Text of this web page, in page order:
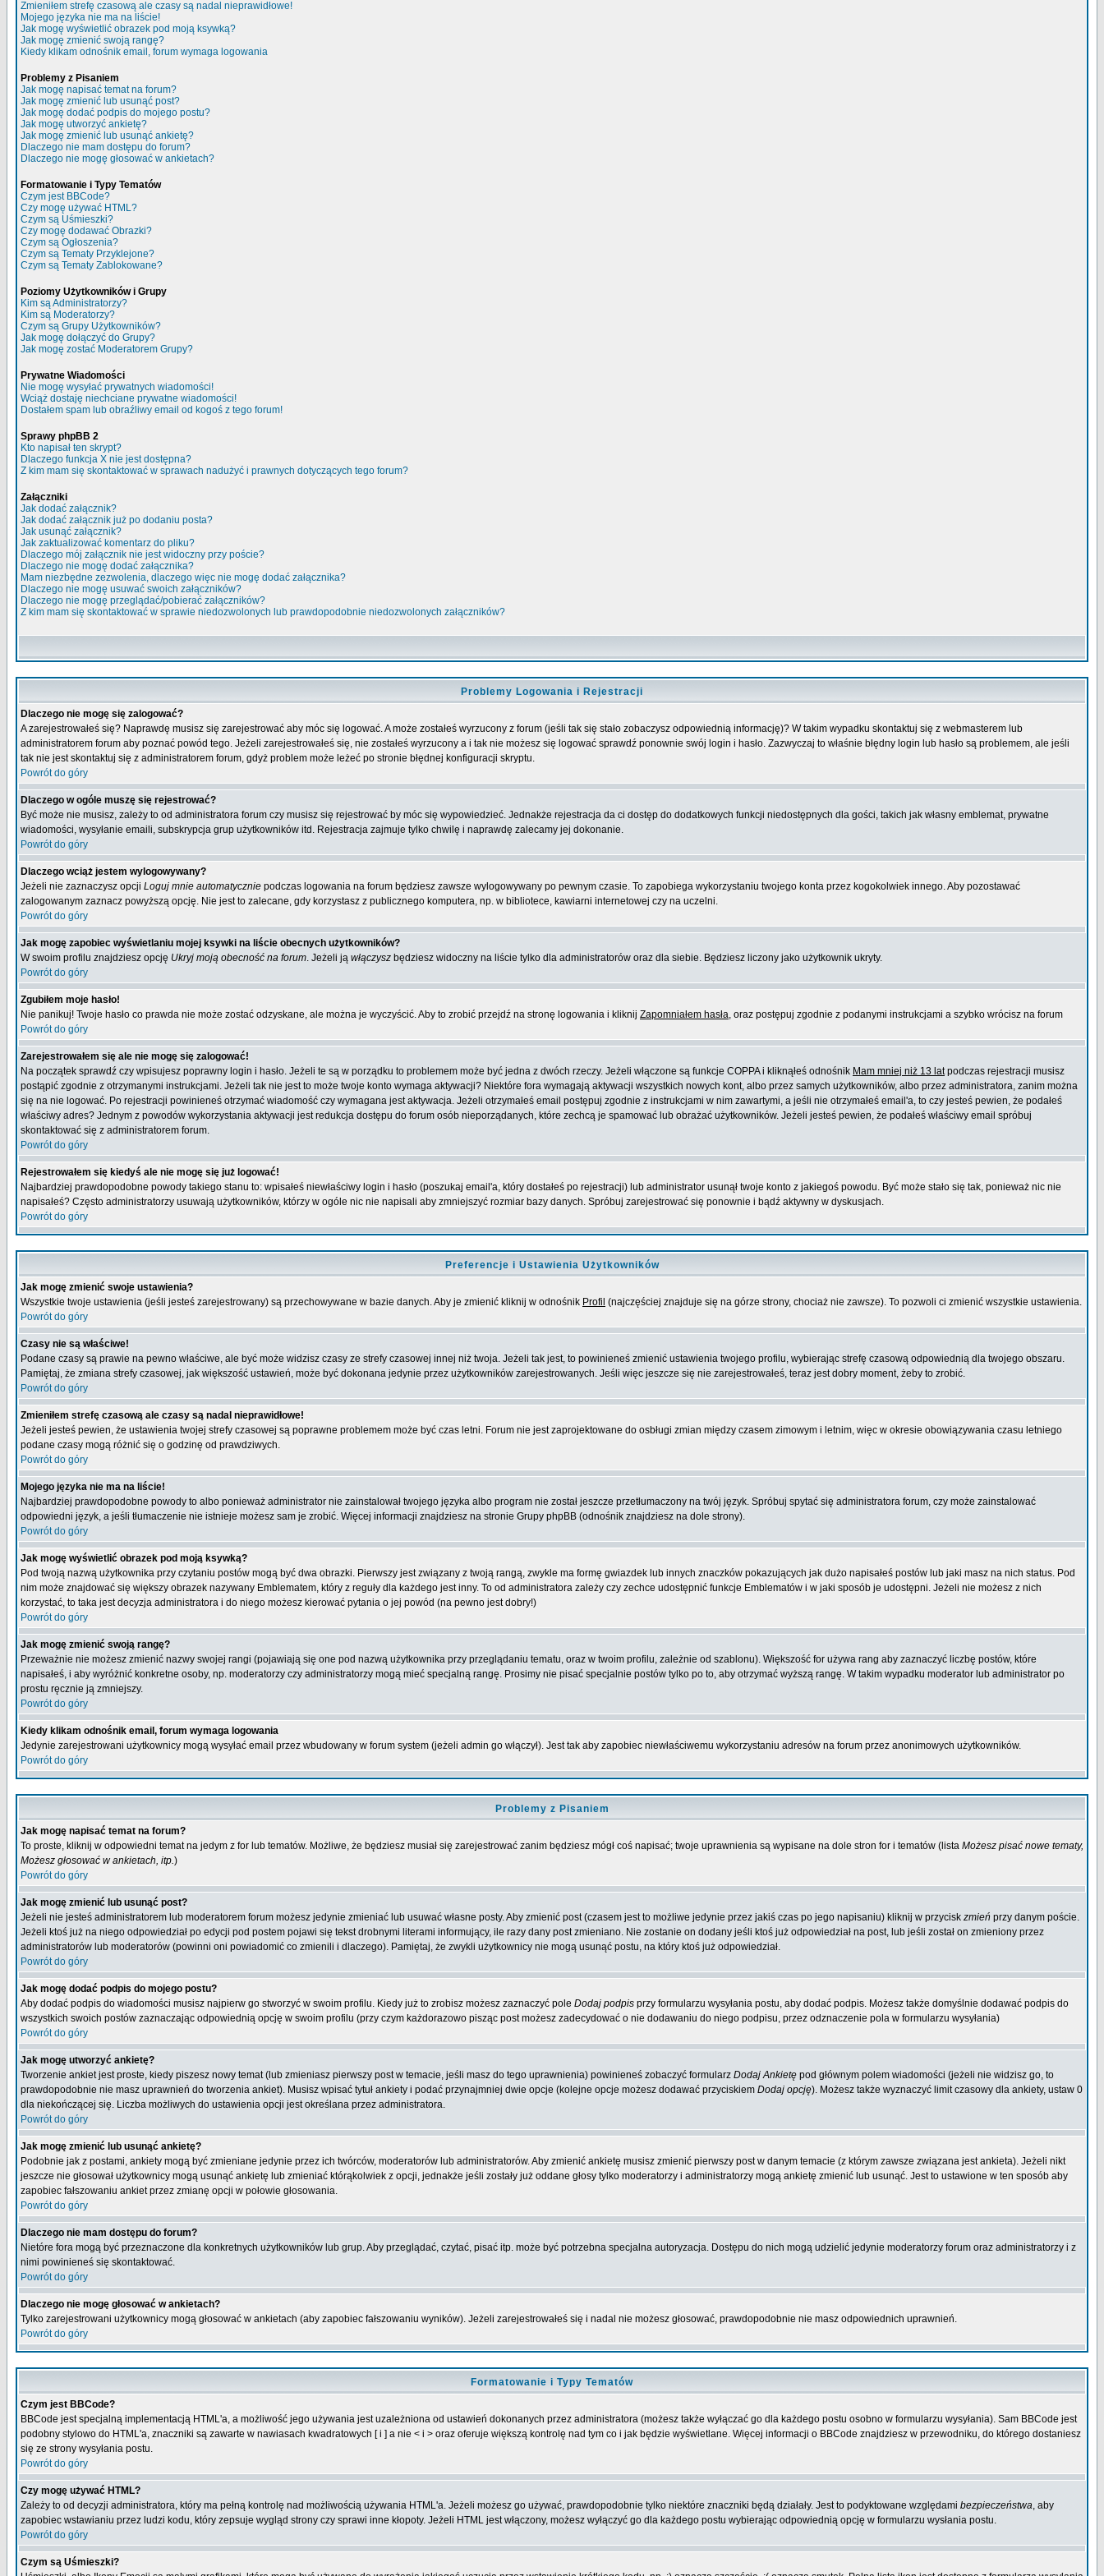
Zmieniłem strefę czasową ale czasy są nadal nieprawidłowe!
Mojego języka nie ma na liście!
Jak mogę wyświetlić obrazek pod moją ksywką?
Jak mogę zmienić swoją rangę?
Kiedy klikam odnośnik email, forum wymaga logowania
Problemy z Pisaniem
Jak mogę napisać temat na forum?
Jak mogę zmienić lub usunąć post?
Jak mogę dodać podpis do mojego postu?
Jak mogę utworzyć ankietę?
Jak mogę zmienić lub usunąć ankietę?
Dlaczego nie mam dostępu do forum?
Dlaczego nie mogę głosować w ankietach?
Formatowanie i Typy Tematów
Czym jest BBCode?
Czy mogę używać HTML?
Czym są Uśmieszki?
Czy mogę dodawać Obrazki?
Czym są Ogłoszenia?
Czym są Tematy Przyklejone?
Czym są Tematy Zablokowane?
Poziomy Użytkowników i Grupy
Kim są Administratorzy?
Kim są Moderatorzy?
Czym są Grupy Użytkowników?
Jak mogę dołączyć do Grupy?
Jak mogę zostać Moderatorem Grupy?
Prywatne Wiadomości
Nie mogę wysyłać prywatnych wiadomości!
Wciąż dostaję niechciane prywatne wiadomości!
Dostałem spam lub obraźliwy email od kogoś z tego forum!
Sprawy phpBB 2
Kto napisał ten skrypt?
Dlaczego funkcja X nie jest dostępna?
Z kim mam się skontaktować w sprawach nadużyć i prawnych dotyczących tego forum?
Załączniki
Jak dodać załącznik?
Jak dodać załącznik już po dodaniu posta?
Jak usunąć załącznik?
Jak zaktualizować komentarz do pliku?
Dlaczego mój załącznik nie jest widoczny przy poście?
Dlaczego nie mogę dodać załącznika?
Mam niezbędne zezwolenia, dlaczego więc nie mogę dodać załącznika?
Dlaczego nie mogę usuwać swoich załączników?
Dlaczego nie mogę przeglądać/pobierać załączników?
Z kim mam się skontaktować w sprawie niedozwolonych lub prawdopodobnie niedozwolonych załączników?
Problemy Logowania i Rejestracji
Dlaczego nie mogę się zalogować?
A zarejestrowałeś się? Naprawdę musisz się zarejestrować aby móc się logować. A może zostałeś wyrzucony z forum (jeśli tak się stało zobaczysz odpowiednią informację)? W takim wypadku skontaktuj się z webmasterem lub
administratorem forum aby poznać powód tego. Jeżeli zarejestrowałeś się, nie zostałeś wyrzucony a i tak nie możesz się logować sprawdź ponownie swój login i hasło. Zazwyczaj to właśnie błędny login lub hasło są problemem, ale jeśli
tak nie jest skontaktuj się z administratorem forum, gdyż problem może leżeć po stronie błędnej konfiguracji skryptu.
Powrót do góry
Dlaczego w ogóle muszę się rejestrować?
Być może nie musisz, zależy to od administratora forum czy musisz się rejestrować by móc się wypowiedzieć. Jednakże rejestracja da ci dostęp do dodatkowych funkcji niedostępnych dla gości, takich jak własny emblemat, prywatne
wiadomości, wysyłanie emaili, subskrypcja grup użytkowników itd. Rejestracja zajmuje tylko chwilę i naprawdę zalecamy jej dokonanie.
Powrót do góry
Dlaczego wciąż jestem wylogowywany?
Jeżeli nie zaznaczysz opcji Loguj mnie automatycznie podczas logowania na forum będziesz zawsze wylogowywany po pewnym czasie. To zapobiega wykorzystaniu twojego konta przez kogokolwiek innego. Aby pozostawać
zalogowanym zaznacz powyższą opcję. Nie jest to zalecane, gdy korzystasz z publicznego komputera, np. w bibliotece, kawiarni internetowej czy na uczelni.
Powrót do góry
Jak mogę zapobiec wyświetlaniu mojej ksywki na liście obecnych użytkowników?
W swoim profilu znajdziesz opcję Ukryj moją obecność na forum. Jeżeli ją włączysz będziesz widoczny na liście tylko dla administratorów oraz dla siebie. Będziesz liczony jako użytkownik ukryty.
Powrót do góry
Zgubiłem moje hasło!
Nie panikuj! Twoje hasło co prawda nie może zostać odzyskane, ale można je wyczyścić. Aby to zrobić przejdź na stronę logowania i kliknij Zapomniałem hasła, oraz postępuj zgodnie z podanymi instrukcjami a szybko wrócisz na forum
Powrót do góry
Zarejestrowałem się ale nie mogę się zalogować!
Na początek sprawdź czy wpisujesz poprawny login i hasło. Jeżeli te są w porządku to problemem może być jedna z dwóch rzeczy. Jeżeli włączone są funkcje COPPA i kliknąłeś odnośnik Mam mniej niż 13 latpodczas rejestracji musisz
postąpić zgodnie z otrzymanymi instrukcjami. Jeżeli tak nie jest to może twoje konto wymaga aktywacji? Niektóre fora wymagają aktywacji wszystkich nowych kont, albo przez samych użytkowników, albo przez administratora, zanim można
się na nie logować. Po rejestracji powinieneś otrzymać wiadomość czy wymagana jest aktywacja. Jeżeli otrzymałeś email postępuj zgodnie z instrukcjami w nim zawartymi, a jeśli nie otrzymałeś email'a, to czy jesteś pewien, że podałeś
właściwy adres? Jednym z powodów wykorzystania aktywacji jest redukcja dostępu do forum osób nieporządanych, które zechcą je spamować lub obrażać użytkowników. Jeżeli jesteś pewien, że podałeś właściwy email spróbuj
skontaktować się z administratorem forum.
Powrót do góry
Rejestrowałem się kiedyś ale nie mogę się już logować!
Najbardziej prawdopodobne powody takiego stanu to: wpisałeś niewłaściwy login i hasło (poszukaj email'a, który dostałeś po rejestracji) lub administrator usunął twoje konto z jakiegoś powodu. Być może stało się tak, ponieważ nic nie
napisałeś? Często administratorzy usuwają użytkowników, którzy w ogóle nic nie napisali aby zmniejszyć rozmiar bazy danych. Spróbuj zarejestrować się ponownie i bądź aktywny w dyskusjach.
Powrót do góry
Preferencje i Ustawienia Użytkowników
Jak mogę zmienić swoje ustawienia?
Wszystkie twoje ustawienia (jeśli jesteś zarejestrowany) są przechowywane w bazie danych. Aby je zmienić kliknij w odnośnik Profil (najczęściej znajduje się na górze strony, chociaż nie zawsze). To pozwoli ci zmienić wszystkie ustawienia.
Powrót do góry
Czasy nie są właściwe!
Podane czasy są prawie na pewno właściwe, ale być może widzisz czasy ze strefy czasowej innej niż twoja. Jeżeli tak jest, to powinieneś zmienić ustawienia twojego profilu, wybierając strefę czasową odpowiednią dla twojego obszaru.
Pamiętaj, że zmiana strefy czasowej, jak większość ustawień, może być dokonana jedynie przez użytkowników zarejestrowanych. Jeśli więc jeszcze się nie zarejestrowałeś, teraz jest dobry moment, żeby to zrobić.
Powrót do góry
Zmieniłem strefę czasową ale czasy są nadal nieprawidłowe!
Jeżeli jesteś pewien, że ustawienia twojej strefy czasowej są poprawne problemem może być czas letni. Forum nie jest zaprojektowane do osbługi zmian między czasem zimowym i letnim, więc w okresie obowiązywania czasu letniego
podane czasy mogą różnić się o godzinę od prawdziwych.
Powrót do góry
Mojego języka nie ma na liście!
Najbardziej prawdopodobne powody to albo ponieważ administrator nie zainstalował twojego języka albo program nie został jeszcze przetłumaczony na twój język. Spróbuj spytać się administratora forum, czy może zainstalować
odpowiedni język, a jeśli tłumaczenie nie istnieje możesz sam je zrobić. Więcej informacji znajdziesz na stronie Grupy phpBB (odnośnik znajdziesz na dole strony).
Powrót do góry
Jak mogę wyświetlić obrazek pod moją ksywką?
Pod twoją nazwą użytkownika przy czytaniu postów mogą być dwa obrazki. Pierwszy jest związany z twoją rangą, zwykle ma formę gwiazdek lub innych znaczków pokazujących jak dużo napisałeś postów lub jaki masz na nich status. Pod
nim może znajdować się większy obrazek nazywany Emblematem, który z reguły dla każdego jest inny. To od administratora zależy czy zechce udostępnić funkcje Emblematów i w jaki sposób je udostępni. Jeżeli nie możesz z nich
korzystać, to taka jest decyzja administratora i do niego możesz kierować pytania o jej powód (na pewno jest dobry!)
Powrót do góry
Jak mogę zmienić swoją rangę?
Przeważnie nie możesz zmienić nazwy swojej rangi (pojawiają się one pod nazwą użytkownika przy przeglądaniu tematu, oraz w twoim profilu, zależnie od szablonu). Większość for używa rang aby zaznaczyć liczbę postów, które
napisałeś, i aby wyróżnić konkretne osoby, np. moderatorzy czy administratorzy mogą mieć specjalną rangę. Prosimy nie pisać specjalnie postów tylko po to, aby otrzymać wyższą rangę. W takim wypadku moderator lub administrator po
prostu ręcznie ją zmniejszy.
Powrót do góry
Kiedy klikam odnośnik email, forum wymaga logowania
Jedynie zarejestrowani użytkownicy mogą wysyłać email przez wbudowany w forum system (jeżeli admin go włączył). Jest tak aby zapobiec niewłaściwemu wykorzystaniu adresów na forum przez anonimowych użytkowników.
Powrót do góry
Problemy z Pisaniem
Jak mogę napisać temat na forum?
To proste, kliknij w odpowiedni temat na jedym z for lub tematów. Możliwe, że będziesz musiał się zarejestrować zanim będziesz mógł coś napisać; twoje uprawnienia są wypisane na dole stron for i tematów (lista Możesz pisać nowe tematy,
Możesz głosować w ankietach, itp.)
Powrót do góry
Jak mogę zmienić lub usunąć post?
Jeżeli nie jesteś administratorem lub moderatorem forum możesz jedynie zmieniać lub usuwać własne posty. Aby zmienić post (czasem jest to możliwe jedynie przez jakiś czas po jego napisaniu) kliknij w przycisk zmień przy danym poście.
Jeżeli ktoś już na niego odpowiedział po edycji pod postem pojawi się tekst drobnymi literami informujący, ile razy dany post zmieniano. Nie zostanie on dodany jeśli ktoś już odpowiedział na post, lub jeśli został on zmieniony przez
administratorów lub moderatorów (powinni oni powiadomić co zmienili i dlaczego). Pamiętaj, że zwykli użytkownicy nie mogą usunąć postu, na który ktoś już odpowiedział.
Powrót do góry
Jak mogę dodać podpis do mojego postu?
Aby dodać podpis do wiadomości musisz najpierw go stworzyć w swoim profilu. Kiedy już to zrobisz możesz zaznaczyć pole Dodaj podpis przy formularzu wysyłania postu, aby dodać podpis. Możesz także domyślnie dodawać podpis do
wszystkich swoich postów zaznaczając odpowiednią opcję w swoim profilu (przy czym każdorazowo pisząc post możesz zadecydować o nie dodawaniu do niego podpisu, przez odznaczenie pola w formularzu wysyłania)
Powrót do góry
Jak mogę utworzyć ankietę?
Tworzenie ankiet jest proste, kiedy piszesz nowy temat (lub zmieniasz pierwszy post w temacie, jeśli masz do tego uprawnienia) powinieneś zobaczyć formularz Dodaj Ankietę pod głównym polem wiadomości (jeżeli nie widzisz go, to
prawdopodobnie nie masz uprawnień do tworzenia ankiet). Musisz wpisać tytuł ankiety i podać przynajmniej dwie opcje (kolejne opcje możesz dodawać przyciskiem Dodaj opcję). Możesz także wyznaczyć limit czasowy dla ankiety, ustaw 0
dla niekończącej się. Liczba możliwych do ustawienia opcji jest określana przez administratora.
Powrót do góry
Jak mogę zmienić lub usunąć ankietę?
Podobnie jak z postami, ankiety mogą być zmieniane jedynie przez ich twórców, moderatorów lub administratorów. Aby zmienić ankietę musisz zmienić pierwszy post w danym temacie (z którym zawsze związana jest ankieta). Jeżeli nikt
jeszcze nie głosował użytkownicy mogą usunąć ankietę lub zmieniać którąkolwiek z opcji, jednakże jeśli zostały już oddane głosy tylko moderatorzy i administratorzy mogą ankietę zmienić lub usunąć. Jest to ustawione w ten sposób aby
zapobiec fałszowaniu ankiet przez zmianę opcji w połowie głosowania.
Powrót do góry
Dlaczego nie mam dostępu do forum?
Nietóre fora mogą być przeznaczone dla konkretnych użytkowników lub grup. Aby przeglądać, czytać, pisać itp. może być potrzebna specjalna autoryzacja. Dostępu do nich mogą udzielić jedynie moderatorzy forum oraz administratorzy i z
nimi powinieneś się skontaktować.
Powrót do góry
Dlaczego nie mogę głosować w ankietach?
Tylko zarejestrowani użytkownicy mogą głosować w ankietach (aby zapobiec fałszowaniu wyników). Jeżeli zarejestrowałeś się i nadal nie możesz głosować, prawdopodobnie nie masz odpowiednich uprawnień.
Powrót do góry
Formatowanie i Typy Tematów
Czym jest BBCode?
BBCode jest specjalną implementacją HTML'a, a możliwość jego używania jest uzależniona od ustawień dokonanych przez administratora (możesz także wyłączać go dla każdego postu osobno w formularzu wysyłania). Sam BBCode jest
podobny stylowo do HTML'a, znaczniki są zawarte w nawiasach kwadratowych [ i ] a nie < i > oraz oferuje większą kontrolę nad tym co i jak będzie wyświetlane. Więcej informacji o BBCode znajdziesz w przewodniku, do którego dostaniesz
się ze strony wysyłania postu.
Powrót do góry
Czy mogę używać HTML?
Zależy to od decyzji administratora, który ma pełną kontrolę nad możliwością używania HTML'a. Jeżeli możesz go używać, prawdopodobnie tylko niektóre znaczniki będą działały. Jest to podyktowane względami bezpieczeństwa, aby
zapobiec wstawianiu przez ludzi kodu, który zepsuje wygląd strony czy sprawi inne kłopoty. Jeżeli HTML jest włączony, możesz wyłączyć go dla każdego postu wybierając odpowiednią opcję w formularzu wysłania postu.
Powrót do góry
Czym są Uśmieszki?